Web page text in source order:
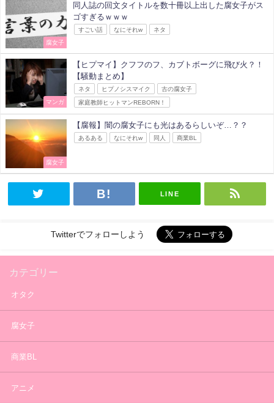
腐女子
同人誌の回文タイトルを数十冊以上出した腐女子がス
ゴすぎるｗｗｗ
すごい話 なにそれw ネタ
マンガ
【ヒプマイ】クフフのフ、カブトボーグに飛び火？！
【騒動まとめ】
ネタ ヒプノシスマイク 古の腐女子
家庭教師ヒットマンREBORN！
腐女子
【腐報】闇の腐女子にも光はあるらしいぞ…？？
あるある なにそれw 同人 商業BL
LINE
Twitterでフォローしよう
カテゴリー
オタク
腐女子
商業BL
アニメ